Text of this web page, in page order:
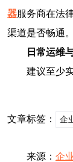
器服务商在法
渠道是否畅通。
日常运维
建议至少
文章标签： 企
来源： 企